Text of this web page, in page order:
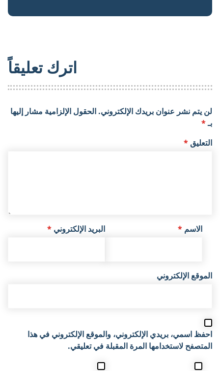
اترك تعليقاً
لن يتم نشر عنوان بريدك الإلكتروني. الحقول الإلزامية مشار إليها
بـ*
التعليق*
الاسم * البريد الإلكتروني *
الموقع الإلكتروني
احفظ اسمي، بريدي الإلكتروني، والموقع الإلكتروني في هذا
المتصفح لاستخدامها المرة المقبلة في تعليقي.